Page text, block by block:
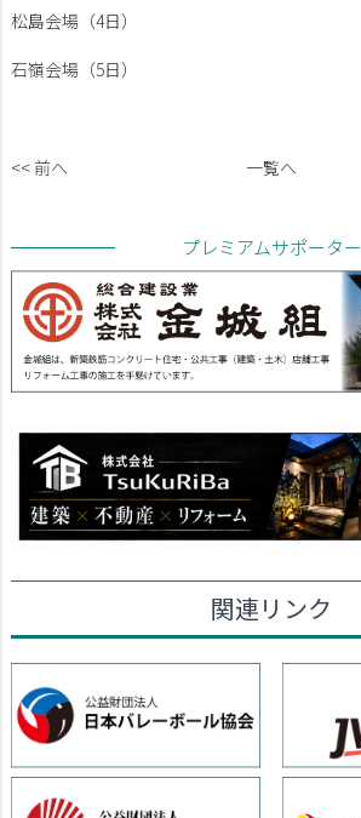
松島会場（4日）
石嶺会場（5日）
<< 前へ 一覧へ
プレミアムサポーター
関連リンク